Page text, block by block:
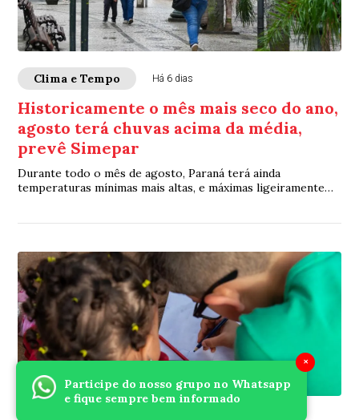
×
Participe do nosso grupo no Whatsapp
e fique sempre bem informado
Clima e Tempo Há 6 dias
Historicamente o mês mais seco do ano,
agosto terá chuvas acima da média,
prevê Simepar
Durante todo o mês de agosto, Paraná terá ainda
temperaturas mínimas mais altas, e máximas ligeiramente